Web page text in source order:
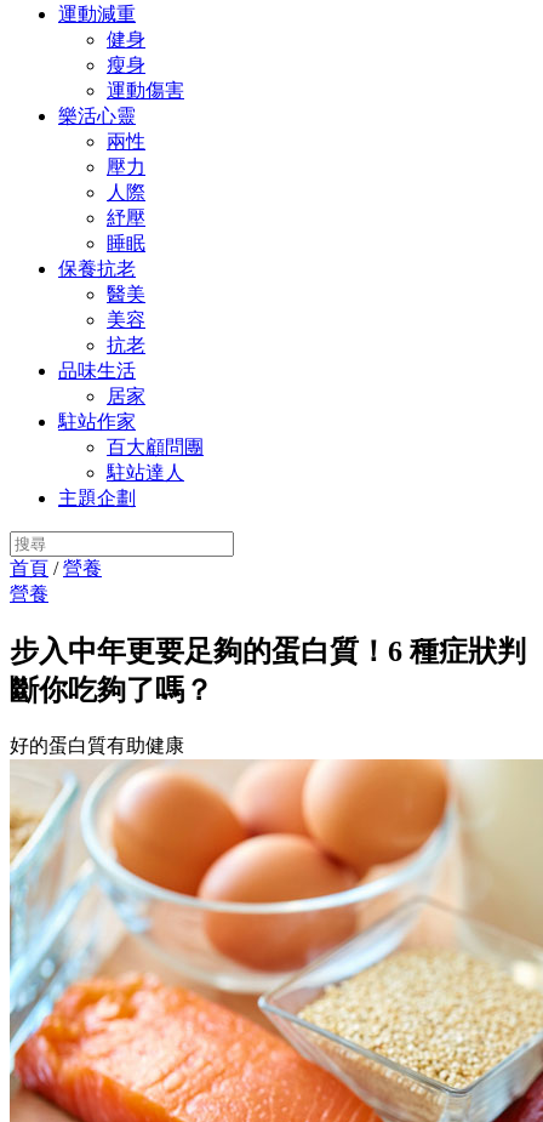
運動減重
健身
瘦身
運動傷害
樂活心靈
兩性
壓力
人際
紓壓
睡眠
保養抗老
醫美
美容
抗老
品味生活
居家
駐站作家
百大顧問團
駐站達人
主題企劃
首頁 /營養
營養
步入中年更要足夠的蛋白質！6 種症狀判
斷你吃夠了嗎？
好的蛋白質有助健康